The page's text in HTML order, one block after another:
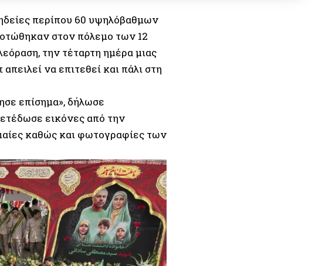
περίπου 60 υψηλόβαθμων
στον πόλεμο των 12
την τέταρτη ημέρα μιας
να επιτεθεί και πάλι στη
επίσημα», δήλωσε
εικόνες από την
καθώς και φωτογραφίες των